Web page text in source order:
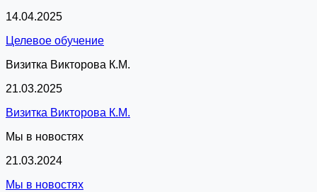
14.04.2025
Целевое обучение
Визитка Викторова К.М.
21.03.2025
Визитка Викторова К.М.
Мы в новостях
21.03.2024
Мы в новостях